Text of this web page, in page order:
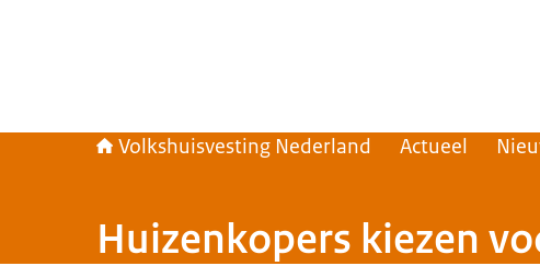
Volkshuisvesting Nederland Actueel
Huizenkopers kiezen